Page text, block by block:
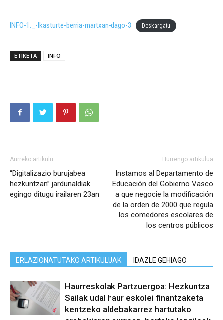
INFO-1._-Ikasturte-berria-martxan-dago-3 Deskargatu
ETIKETA INFO
Aurreko artikulu
“Digitalizazio burujabea
hezkuntzan” jardunaldiak
egingo ditugu irailaren 23an
Hurrengo artikulua
Instamos al Departamento de
Educación del Gobierno Vasco
a que negocie la modificación
de la orden de 2000 que regula
los comedores escolares de
los centros públicos
ERLAZIONATUTAKO ARTIKULUAK IDAZLE GEHIAGO
Haurreskolak Partzuergoa: Hezkuntza
Sailak udal haur eskolei finantzaketa
kentzeko aldebakarrez hartutako